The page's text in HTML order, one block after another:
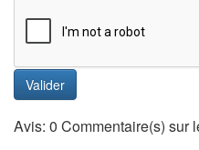
Valider
Avis: 0 Commentaire(s) sur